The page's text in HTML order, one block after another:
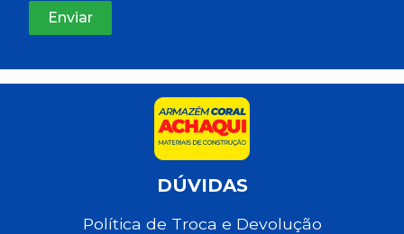
DÚVIDAS
Política de Troca e Devolução